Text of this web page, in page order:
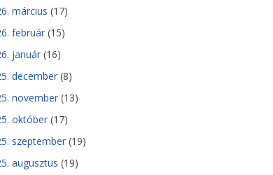
március (17)
február (15)
január (16)
december (8)
november (13)
október (17)
szeptember (19)
augusztus (19)